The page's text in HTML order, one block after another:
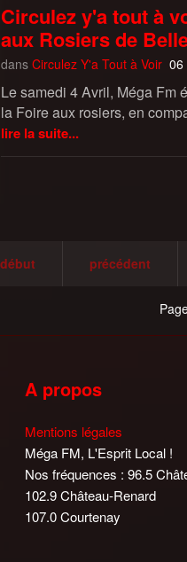
Circulez y'a tout à
aux Rosiers de
dans Circulez Y'a Tout à Voir 06
Le samedi 4 Avril, Méga Fm
la Foire aux rosiers, en
lire la suite...
début précédent
A propos
Mentions légales
Méga FM, L'Esprit Local !
Nos fréquences : 96.5
102.9 Château-Renard
107.0 Courtenay